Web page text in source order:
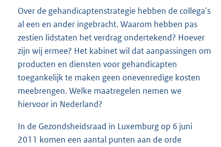
Over de gehandicaptenstrategie hebben de collega's
al een en ander ingebracht. Waarom hebben pas
zestien lidstaten het verdrag ondertekend? Hoever
zijn wij ermee? Het kabinet wil dat aanpassingen om
producten en diensten voor gehandicapten
toegankelijk te maken geen onevenredige kosten
meebrengen. Welke maatregelen nemen we
hiervoor in Nederland?
In de Gezondsheidsraad in Luxemburg op 6 juni
2011 komen een aantal punten aan de orde